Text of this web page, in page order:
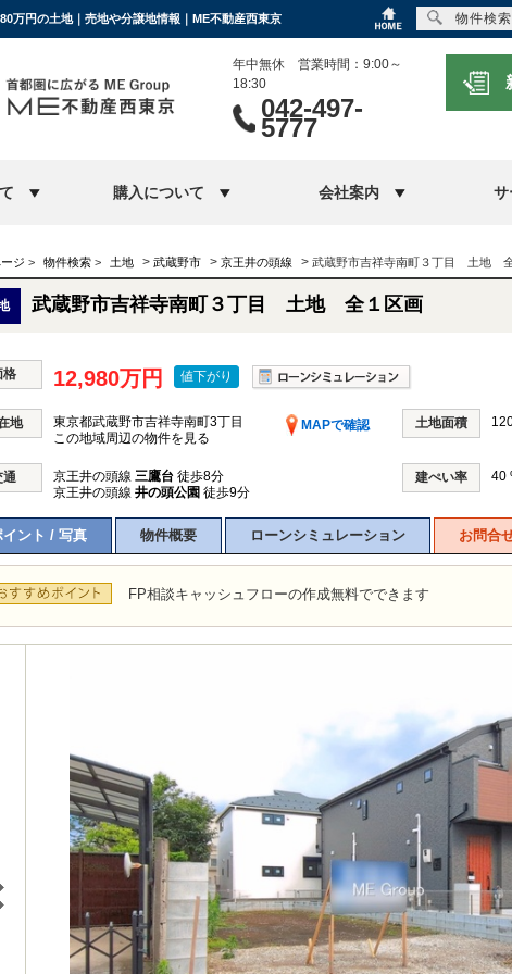
円の土地｜売地や分譲地情報｜ME不動産西東京
年中無休 営業時間：9:00～
18:30
042-497-
5777
購入について 会社案内
ジ > 物件検索 > 土地 > 武蔵野市 > 京王井の頭線 > 武蔵野市吉祥寺南町３丁目 土地
武蔵野市吉祥寺南町３丁目 土地 全１区画
格 12,980万円 値下がり
地 東京都武蔵野市吉祥寺南町3丁目
MAPで確認
この地域周辺の物件を見る
土地面積
通 京王井の頭線 三鷹台 徒歩8分
京王井の頭線 井の頭公園 徒歩9分
建ぺい率 40
イント / 写真 物件概要 ローンシミュレーション お問合
FP相談キャッシュフローの作成無料でできます
物件検索